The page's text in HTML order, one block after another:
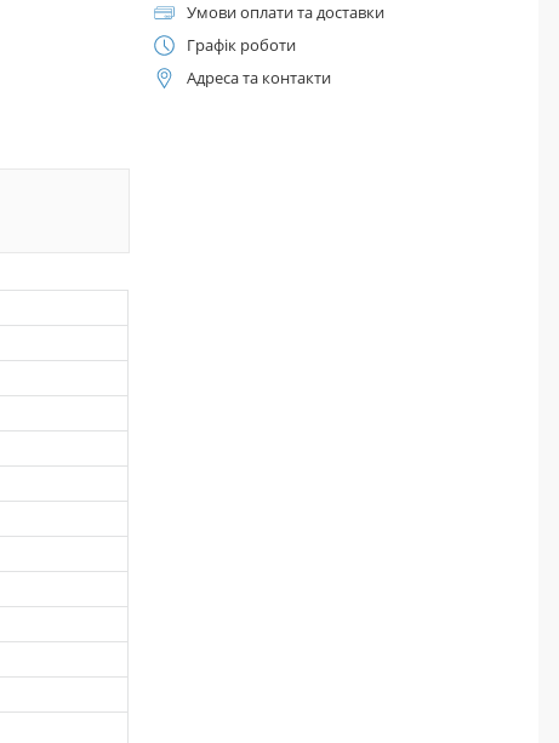
Умови оплати та доставки
Графік роботи
Адреса та контакти